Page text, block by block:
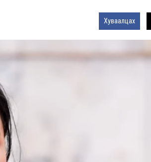
Хуваалцах